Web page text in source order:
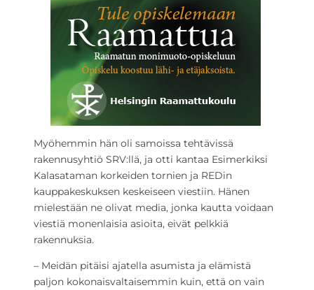
Myöhemmin hän oli samoissa tehtävissä
rakennusyhtiö SRV:llä, ja otti kantaa Esimerkiksi
Kalasataman korkeiden tornien ja REDin
kauppakeskuksen keskeiseen viestiin. Hänen
mielestään ne olivat media, jonka kautta voidaan
viestiä monenlaisia asioita, eivät pelkkiä
rakennuksia.
– Meidän pitäisi ajatella asumista ja elämistä
paljon kokonaisvaltaisemmin kuin, että on vain